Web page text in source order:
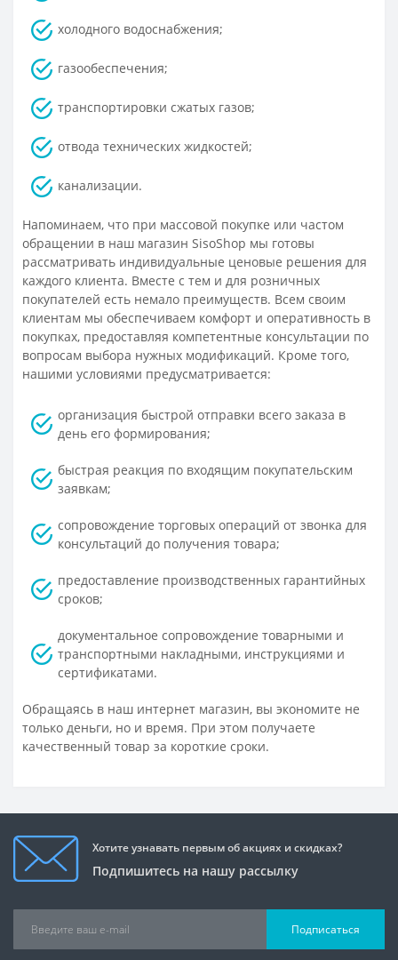
холодного водоснабжения;
газообеспечения;
транспортировки сжатых газов;
отвода технических жидкостей;
канализации.
Напоминаем, что при массовой покупке или частом
обращении в наш магазин SisoShop мы готовы
рассматривать индивидуальные ценовые решения для
каждого клиента. Вместе с тем и для розничных
покупателей есть немало преимуществ. Всем своим
клиентам мы обеспечиваем комфорт и оперативность в
покупках, предоставляя компетентные консультации по
вопросам выбора нужных модификаций. Кроме того,
нашими условиями предусматривается:
организация быстрой отправки всего заказа в
день его формирования;
быстрая реакция по входящим покупательским
заявкам;
сопровождение торговых операций от звонка для
консультаций до получения товара;
предоставление производственных гарантийных
сроков;
документальное сопровождение товарными и
транспортными накладными, инструкциями и
сертификатами.
Обращаясь в наш интернет магазин, вы экономите не
только деньги, но и время. При этом получаете
качественный товар за короткие сроки.
Хотите узнавать первым об акциях и скидках?
Подпишитесь на нашу рассылку
Подписаться